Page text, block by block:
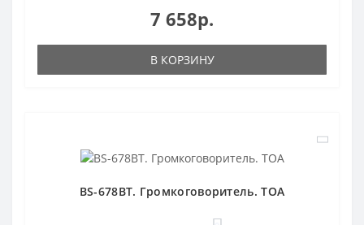
7 658р.
В КОРЗИНУ
BS-678BT. Громкоговоритель. TOA